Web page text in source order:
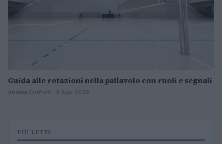
Guida alle rotazioni nella pallavolo con ruoli e segnali
Andrea Conforti · 8 Ago 2026
PIÙ LETTI